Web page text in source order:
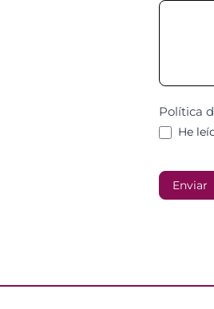
Política
He
Enviar